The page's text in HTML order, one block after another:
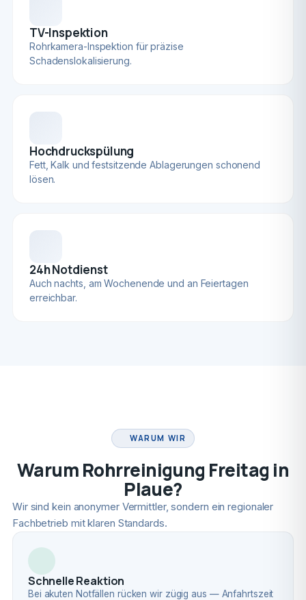
TV-Inspektion
Rohrkamera-Inspektion für präzise
Schadenslokalisierung.
Hochdruckspülung
Fett, Kalk und festsitzende Ablagerungen schonend
lösen.
24h Notdienst
Auch nachts, am Wochenende und an Feiertagen
erreichbar.
WARUM WIR
Warum Rohrreinigung Freitag in
Plaue?
Wir sind kein anonymer Vermittler, sondern ein regionaler
Fachbetrieb mit klaren Standards.
Schnelle Reaktion
Bei akuten Notfällen rücken wir zügig aus — Anfahrtszeit